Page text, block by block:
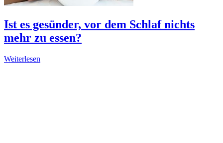
Ist es gesünder, vor dem Schlaf nichts
mehr zu essen?
Weiterlesen